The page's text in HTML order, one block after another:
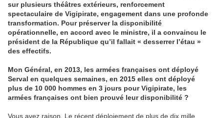
sur plusieurs théâtres extérieurs, renforcement
spectaculaire de Vigipirate, engagement dans une profonde
transformation. Pour préserver la disponibilité
opérationnelle, en accord avec le ministre, il a convaincu le
président de la République qu’il fallait « desserrer l’étau »
des effectifs.
Mon Général, en 2013, les armées françaises ont déployé
Serval en quelques semaines, en 2015 elles ont déployé
plus de 10 000 hommes en 3 jours pour Vigipirate, les
armées françaises ont bien prouvé leur disponibilité ?
Vous avez raison. Le récent déploiement de plus de dix mille